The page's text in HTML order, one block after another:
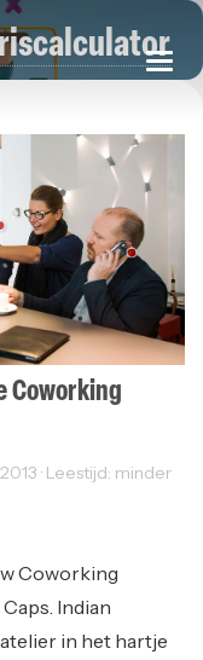
Coworking
· Leestijd: minder
Coworking
Indian
in het hartje